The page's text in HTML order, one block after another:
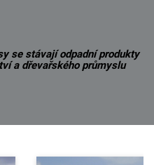
se stávají odpadní produkty
a dřevařského průmyslu